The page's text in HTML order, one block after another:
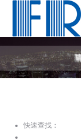
快速查找：